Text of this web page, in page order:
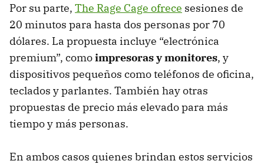
Por su parte, The Rage Cage ofrece sesiones de
20 minutos para hasta dos personas por 70
dólares. La propuesta incluye “electrónica
premium”, comoimpresoras y monitores, y
dispositivos pequeños como teléfonos de oficina,
teclados y parlantes. También hay otras
propuestas de precio más elevado para más
tiempo y más personas.
En ambos casos quienes brindan estos servicios